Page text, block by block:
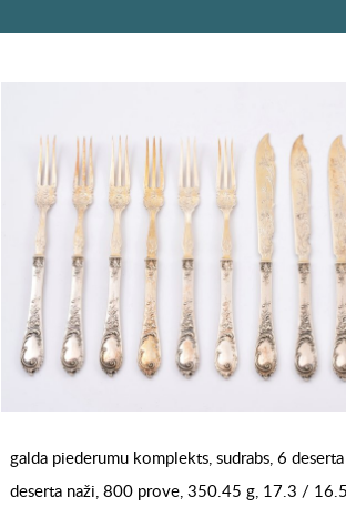
galda piederumu komplekts, sudrabs, 6
deserta naži, 800 prove, 350.45 g, 17.3 /